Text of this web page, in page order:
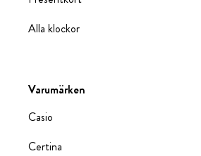
Alla klockor
Varumärken
Casio
Certina